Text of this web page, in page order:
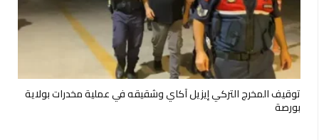
توقيف المخرج التركي إيزيل آكاي وشقيقه في عملية مخدرات بولاية
بورصة